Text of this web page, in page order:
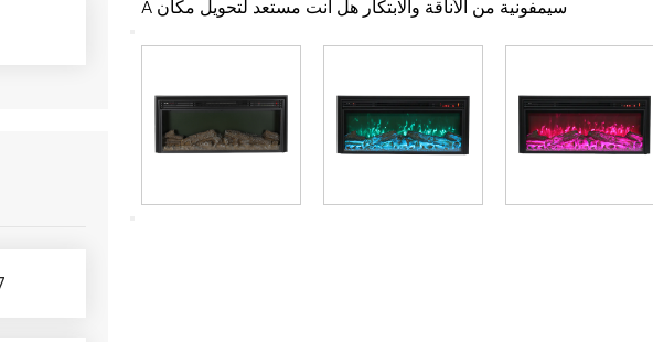
السادس. اعتبارات السلامة
أبعد المواد القابلة للاشتعال عن المدفأة.
قم بتركيب بوابات أو حواجز أمان لحماية الأطفال والحيوانات الأليفة.
الموقد المدمج. اعتمادًا على نوع الموقد، قد تشمل الصيانة تنظيف
A سيمفونية من الأناقة والابتكار هل أنت مستعد لتحويل مكان